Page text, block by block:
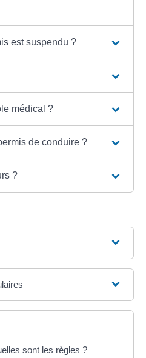
est suspendu ?
médical ?
de conduire ?
?
sont les règles ?